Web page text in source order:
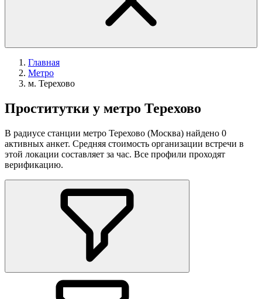
Главная
Метро
м. Терехово
Проститутки у метро Терехово
В радиусе станции метро Терехово (Москва) найдено 0
активных анкет. Средняя стоимость организации встречи в
этой локации составляет за час. Все профили проходят
верификацию.